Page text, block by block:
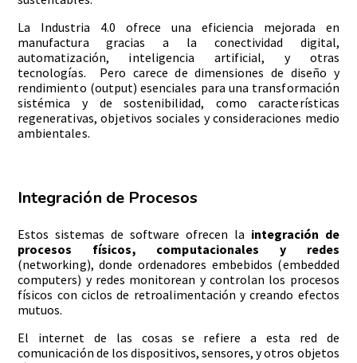
La Industria 4.0 ofrece una eficiencia mejorada en
manufactura gracias a la conectividad digital,
automatización, inteligencia artificial, y otras
tecnologías. Pero carece de dimensiones de diseño y
rendimiento (output) esenciales para una transformación
sistémica y de sostenibilidad, como características
regenerativas, objetivos sociales y consideraciones medio
ambientales.
Integración de Procesos
Estos sistemas de software ofrecen la integración de
procesos físicos, computacionales y redes
(networking), donde ordenadores embebidos (embedded
computers) y redes monitorean y controlan los procesos
físicos con ciclos de retroalimentación y creando efectos
mutuos.
El internet de las cosas se refiere a esta red de
comunicación de los dispositivos, sensores, y otros objetos